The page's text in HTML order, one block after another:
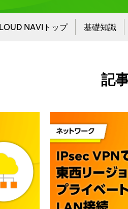
NAVIトップ 基礎知識
記